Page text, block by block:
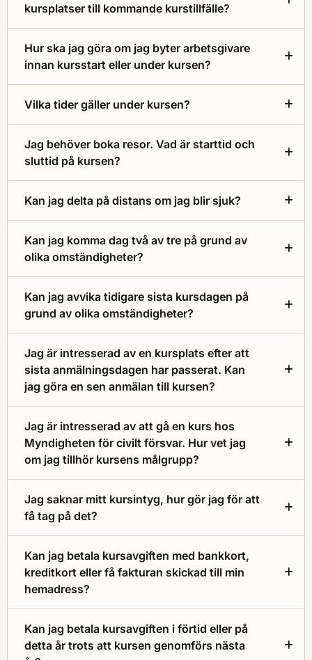
kursplatser till kommande kurstillfälle?
Hur ska jag göra om jag byter arbetsgivare
innan kursstart eller under kursen?
Vilka tider gäller under kursen?
Jag behöver boka resor. Vad är starttid och
sluttid på kursen?
Kan jag delta på distans om jag blir sjuk?
Kan jag komma dag två av tre på grund av
olika omständigheter?
Kan jag avvika tidigare sista kursdagen på
grund av olika omständigheter?
Jag är intresserad av en kursplats efter att
sista anmälningsdagen har passerat. Kan
jag göra en sen anmälan till kursen?
Jag är intresserad av att gå en kurs hos
Myndigheten för civilt försvar. Hur vet jag
om jag tillhör kursens målgrupp?
Jag saknar mitt kursintyg, hur gör jag för att
få tag på det?
Kan jag betala kursavgiften med bankkort,
kreditkort eller få fakturan skickad till min
hemadress?
Kan jag betala kursavgiften i förtid eller på
detta år trots att kursen genomförs nästa